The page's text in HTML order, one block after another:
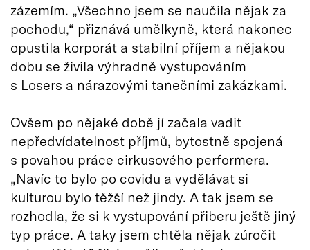
zázemím. „Všechno jsem se naučila nějak za
pochodu,“ přiznává umělkyně, která nakonec
opustila korporát a stabilní příjem a nějakou
dobu se živila výhradně vystupováním
s Losers a nárazovými tanečními zakázkami.
Ovšem po nějaké době jí začala vadit
nepředvídatelnost příjmů, bytostně spojená
s povahou práce cirkusového performera.
„Navíc to bylo po covidu a vydělávat si
kulturou bylo těžší než jindy. A tak jsem se
rozhodla, že si k vystupování přiberu ještě jiný
typ práce. A taky jsem chtěla nějak zúročit